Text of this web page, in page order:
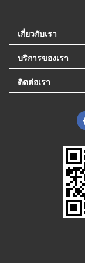
เกี่ยวกับเรา
บริการของเรา
ติดต่อเรา